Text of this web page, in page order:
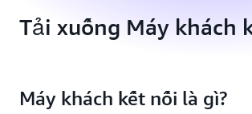
Tải xuống Máy khách
Máy khách kết nối là gì?